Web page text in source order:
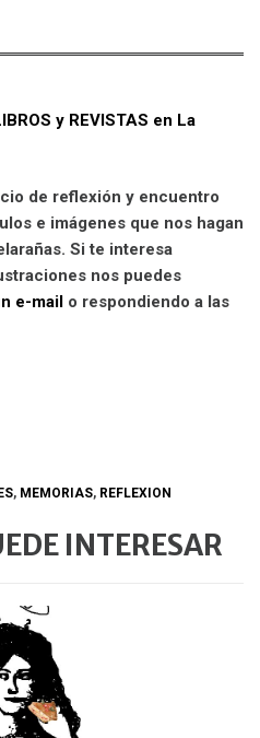
y REVISTAS en La
de reflexión y encuentro
e imágenes que nos hagan
Si te interesa
nos puedes
e-mail o respondiendo a las
, MEMORIAS, REFLEXION
INTERESAR